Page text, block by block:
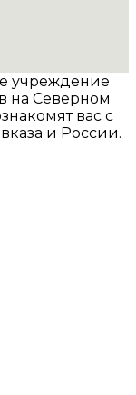
учреждение
на Северном
вас с
и России.